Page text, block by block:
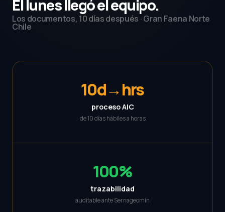
El lunes llegó el equipo.
Los documentos, 10 días después · Gran Faena Norte
Chile
10d→hrs
proceso AIC
de 10 días hábiles a horas
100%
trazabilidad
auditable ante Sernageomin